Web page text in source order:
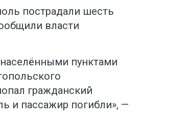
пострадали шесть
власти
пунктами
гражданский
и пассажир погибли», —